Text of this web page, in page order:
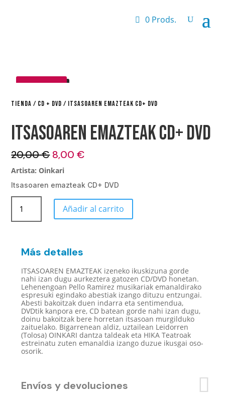
0 Prods.
¡OFERTA!
TIENDA / CD + DVD / ITSASOAREN EMAZTEAK CD+ DVD
Itsasoaren emazteak CD+ DVD
20,00€ El
precio
original
era:
20,00 €.
8,00€
es:
8,00 €.
Artista: Oinkari
Itsasoaren emazteak CD+ DVD
emazteak
CD+
cantidad
Añadir al carrito
Más detalles
ITSASOAREN EMAZTEAK izeneko ikuskizuna gorde
nahi izan dugu aurkeztera gatozen CD/DVD honetan.
Lehenengoan Pello Ramirez musikariak emanaldirako
espresuki egindako abestiak izango dituzu entzungai.
Abesti bakoitzak duen indarra eta sentimendua,
DVDtik kanpora ere, CD batean gorde nahi izan dugu,
doinu bakoitzak bere horretan itsasoan murgilduko
zaituelako. Bigarrenean aldiz, uztailean Leidorren
(Tolosa) OINKARI dantza taldeak eta HIKA Teatroak
estreinatu zuten emanaldia izango duzue ikusgai oso-
osorik.
Envíos y devoluciones